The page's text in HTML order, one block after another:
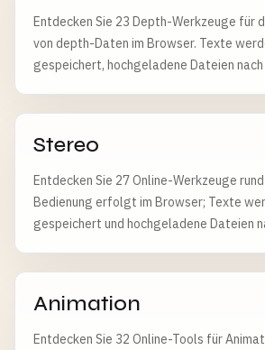
Entdecken Sie 23 Depth-Werkzeuge für
von depth-Daten im Browser. Texte
gespeichert, hochgeladene Dateien nach
Stereo
Entdecken Sie 27 Online-Werkzeuge
Bedienung erfolgt im Browser; Texte
gespeichert und hochgeladene Dateien
Animation
Entdecken Sie 32 Online-Tools für